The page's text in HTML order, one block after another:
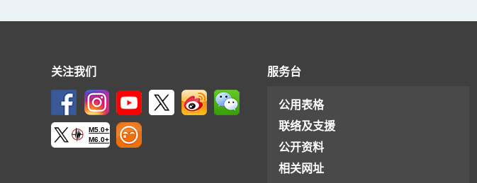
关注我们
M5.0+
M6.0+
服务台
公用表格
联络及支援
公开资料
相关网址